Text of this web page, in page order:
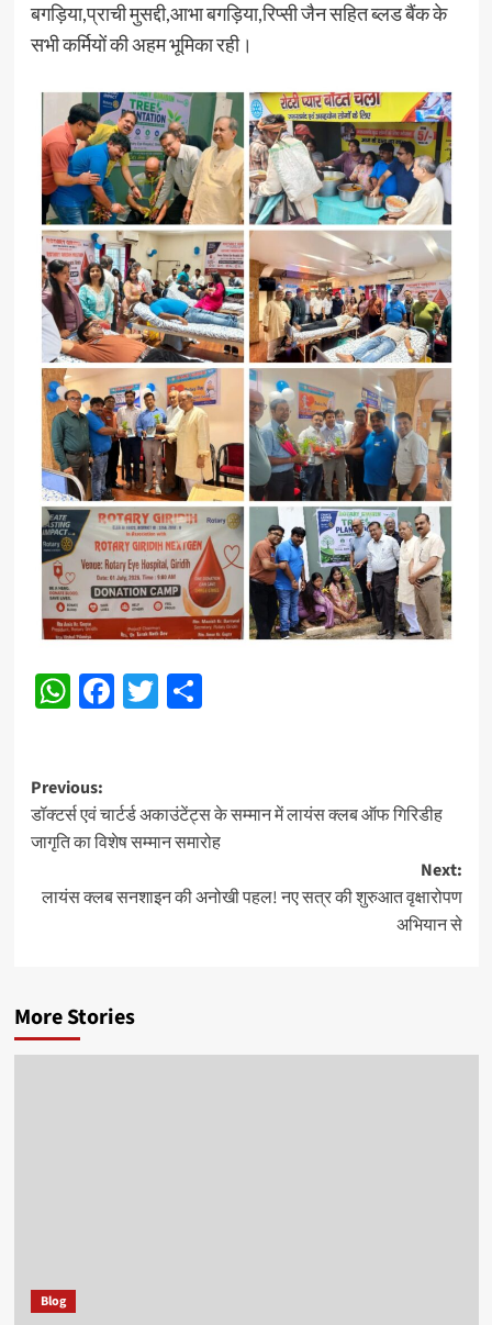
बगड़िया,प्राची मुसद्दी,आभा बगड़िया,रिप्सी जैन सहित ब्लड बैंक के
सभी कर्मियों की अहम भूमिका रही।
WhatsApp
Facebook
Twitter
Share
Post
navigation
Previous:
डॉक्टर्स एवं चार्टर्ड अकाउंटेंट्स के सम्मान में लायंस क्लब ऑफ गिरिडीह
जागृति का विशेष सम्मान समारोह
Next:
लायंस क्लब सनशाइन की अनोखी पहल! नए सत्र की शुरुआत वृक्षारोपण
अभियान से
More Stories
Blog